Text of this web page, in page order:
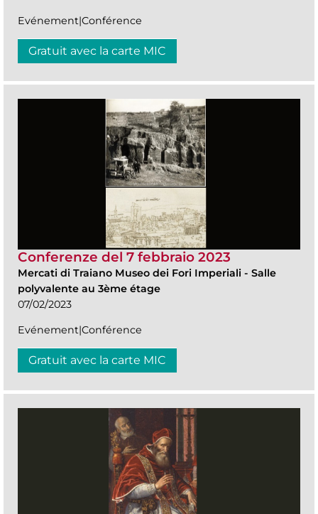
Evénement|Conférence
Gratuit avec la carte MIC
Conferenze del 7 febbraio 2023
Mercati di Traiano Museo dei Fori Imperiali - Salle
polyvalente au 3ème étage
07/02/2023
Evénement|Conférence
Gratuit avec la carte MIC